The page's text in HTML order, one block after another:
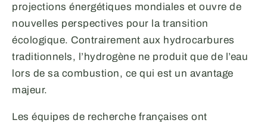
projections énergétiques mondiales et ouvre de
nouvelles perspectives pour la transition
écologique. Contrairement aux hydrocarbures
traditionnels, l’hydrogène ne produit que de l’eau
lors de sa combustion, ce qui est un avantage
majeur.
Les équipes de recherche françaises ont